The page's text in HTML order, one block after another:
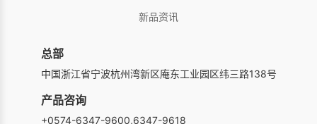
新品资讯
总部
中国浙江省宁波杭州湾新区庵东工业园区纬三路138号
产品咨询
+0574-6347-9600,6347-9618